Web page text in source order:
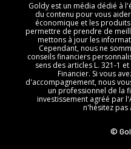
Goldy est un média dédié à
du contenu pour vous
économique et les
permettre de prendre de
mettons à jour les
Cependant, nous ne
conseils financiers
sens des articles L. 321-1
Financier. Si vous
d'accompagnement, nous
un professionnel de la
investissement agréé par
n'hésitez pas
©